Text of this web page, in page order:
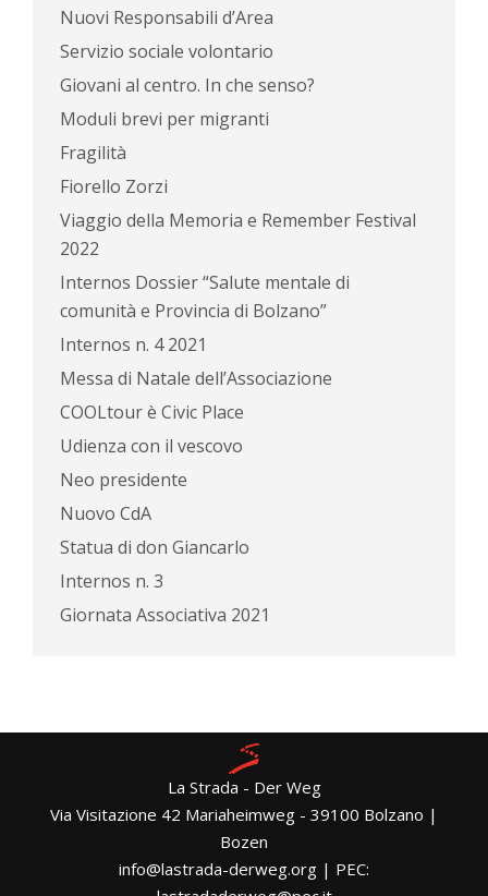
Nuovi Responsabili d’Area
Servizio sociale volontario
Giovani al centro. In che senso?
Moduli brevi per migranti
Fragilità
Fiorello Zorzi
Viaggio della Memoria e Remember Festival
2022
Internos Dossier “Salute mentale di
comunità e Provincia di Bolzano”
Internos n. 4 2021
Messa di Natale dell’Associazione
COOLtour è Civic Place
Udienza con il vescovo
Neo presidente
Nuovo CdA
Statua di don Giancarlo
Internos n. 3
Giornata Associativa 2021
La Strada - Der Weg
Via Visitazione 42 Mariaheimweg - 39100 Bolzano |
Bozen
info@lastrada-derweg.org | PEC: